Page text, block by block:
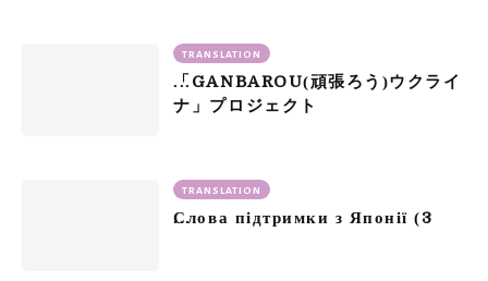
TRANSLATION
「 GANBAROU(頑張ろう)ウクライ
ナ」プロジェクト
TRANSLATION
Слова підтримки з Японії (3